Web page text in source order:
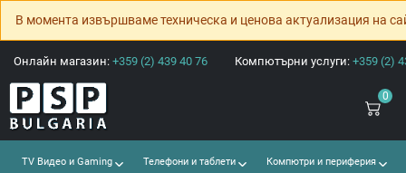
В момента извършваме техническа и ценова актуализация на
Онлайн магазин: +359 (2) 439 40 76 Компютърни услуги: +359 (2)
0
TV Видео и Gaming Телефони и таблети Компютри и периферия